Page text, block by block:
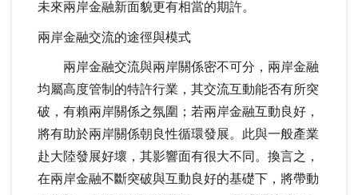
未來兩岸金融新面貌更有相當的期許。
兩岸金融交流的途徑與模式
兩岸金融交流與兩岸關係密不可分，兩岸金融
均屬高度管制的特許行業，其交流互動能否有所突
破，有賴兩岸關係之氛圍；若兩岸金融互動良好，
將有助於兩岸關係朝良性循環發展。此與一般產業
赴大陸發展好壞，其影響面有很大不同。換言之，
在兩岸金融不斷突破與互動良好的基礎下，將帶動